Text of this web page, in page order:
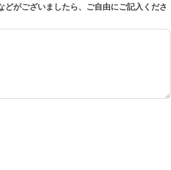
がございましたら、ご自由にご記入くださ
がございましたら、ご自由にご記入ください